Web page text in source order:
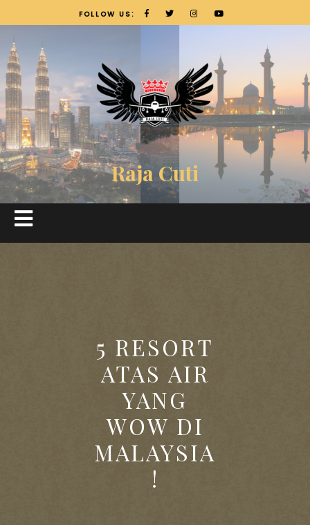
FOLLOW US:
Raja Cuti
5 RESORT
ATAS AIR
YANG
WOW DI
MALAYSIA
!